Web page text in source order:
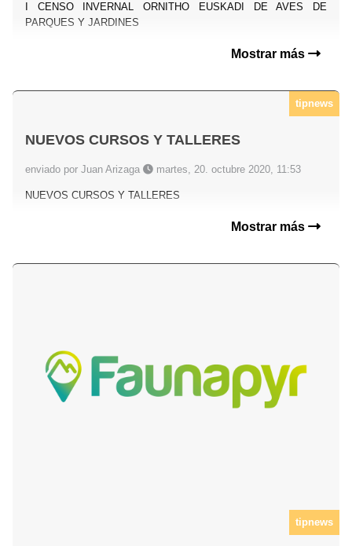
I CENSO INVERNAL ORNITHO EUSKADI DE AVES DE
PARQUES Y JARDINES
Mostrar más
tipnews
NUEVOS CURSOS Y TALLERES
enviado por Juan Arizaga martes, 20. octubre 2020, 11:53
NUEVOS CURSOS Y TALLERES
Mostrar más
tipnews